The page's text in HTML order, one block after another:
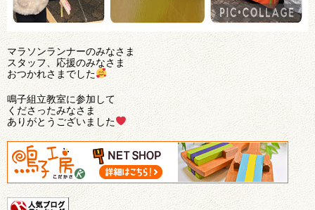
マラソンランナーのみなさま
スタッフ、応援のみなさま
おつかれさまでした
鳴子組立教室に参加して
くださったみなさま
ありがとうございました